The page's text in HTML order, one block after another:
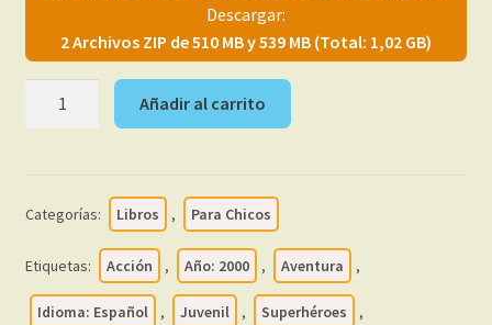
Descargar:
2 Archivos ZIP de 510 MB y 539 MB (Total: 1,02 GB)
PATRULLA-
-
Coleccionable
Añadir al carrito
Categorías: Libros , Para Chicos
Etiquetas: Acción , Año: 2000 , Aventura ,
Idioma: Español , Juvenil , Superhéroes ,